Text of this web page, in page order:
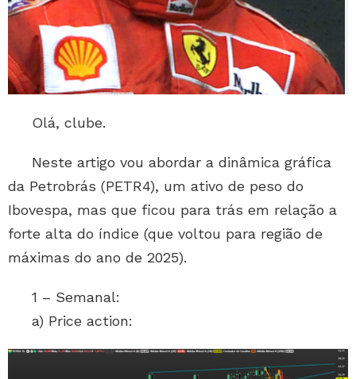
Olá, clube.
Neste artigo vou abordar a dinâmica gráfica
da Petrobrás (PETR4), um ativo de peso do
Ibovespa, mas que ficou para trás em relação a
forte alta do índice (que voltou para região de
máximas do ano de 2025).
1 – Semanal:
a) Price action: